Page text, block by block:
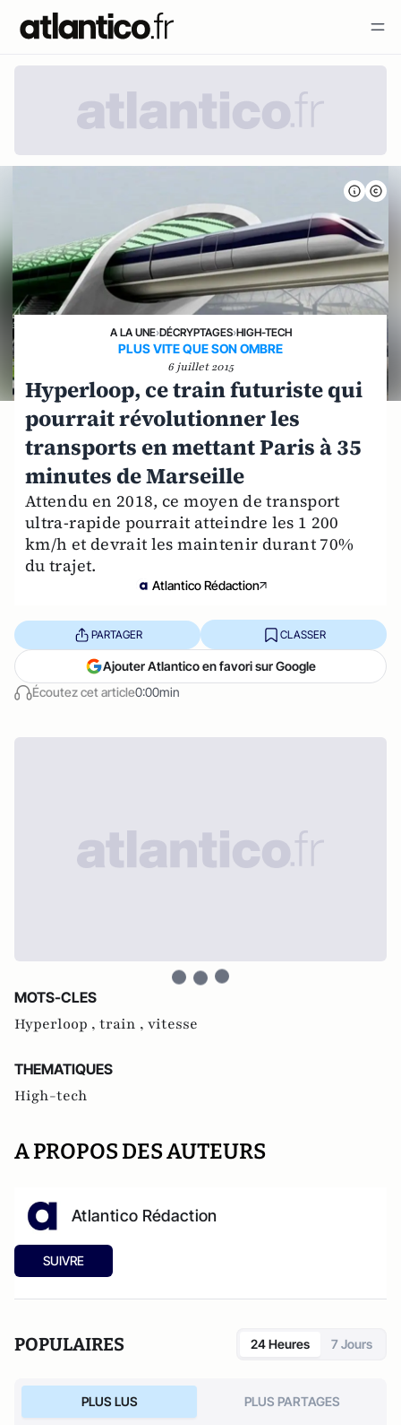
A LA UNE›DÉCRYPTAGES›HIGH-TECH
PLUS VITE QUE SON OMBRE
6 juillet 2015
Hyperloop, ce train futuriste qui
pourrait révolutionner les
transports en mettant Paris à 35
minutes de Marseille
Attendu en 2018, ce moyen de transport
ultra-rapide pourrait atteindre les 1 200
km/h et devrait les maintenir durant 70%
du trajet.
Atlantico Rédaction
Écoutez cet article0:00min
PARTAGER CLASSER
Ajouter Atlantico en favori sur Google
MOTS-CLES
Hyperloop , train , vitesse
THEMATIQUES
High-tech
A PROPOS DES AUTEURS
Atlantico Rédaction
SUIVRE
POPULAIRES 24 Heures 7 Jours
PLUS LUS PLUS PARTAGES